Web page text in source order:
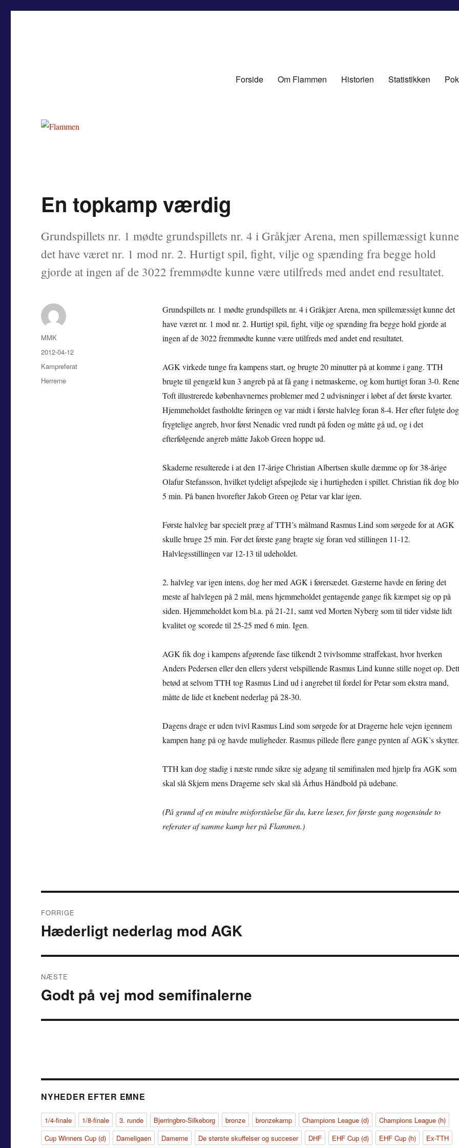
Forside Om Flammen Historien Statistikken
En topkamp værdig
Grundspillets nr. 1 mødte grundspillets nr. 4 i Gråkjær Arena, men spillemæssigt kunne
det have været nr. 1 mod nr. 2. Hurtigt spil, fight, vilje og spænding fra begge hold
gjorde at ingen af de 3022 fremmødte kunne være utilfreds med andet end resultatet.
Grundspillets nr. 1 mødte grundspillets nr. 4 i Gråkjær Arena, men spillemæssigt kunne det
have været nr. 1 mod nr. 2. Hurtigt spil, fight, vilje og spænding fra begge hold gjorde at
ingen af de 3022 fremmødte kunne være utilfreds med andet end resultatet.
AGK virkede tunge fra kampens start, og brugte 20 minutter på at komme i gang. TTH
brugte til gengæld kun 3 angreb på at få gang i netmaskerne, og kom hurtigt foran 3-0. Rene
Toft illustrerede københavnernes problemer med 2 udvisninger i løbet af det første kvarter.
Hjemmeholdet fastholdte føringen og var midt i første halvleg foran 8-4. Her efter fulgte
frygtelige angreb, hvor først Nenadic vred rundt på foden og måtte gå ud, og i det
efterfølgende angreb måtte Jakob Green hoppe ud.
Skaderne resulterede i at den 17-årige Christian Albertsen skulle dæmme op for 38-årige
Olafur Stefansson, hvilket tydeligt afspejlede sig i hurtigheden i spillet. Christian fik dog
5 min. På banen hvorefter Jakob Green og Petar var klar igen.
Første halvleg bar specielt præg af TTH’s målmand Rasmus Lind som sørgede for at AGK
skulle bruge 25 min. Før det første gang bragte sig foran ved stillingen 11-12.
Halvlegsstillingen var 12-13 til udeholdet.
2. halvleg var igen intens, dog her med AGK i førersædet. Gæsterne havde en føring det
meste af halvlegen på 2 mål, mens hjemmeholdet gentagende gange fik kæmpet sig op på
siden. Hjemmeholdet kom bl.a. på 21-21, samt ved Morten Nyberg som til tider vidste lidt
kvalitet og scorede til 25-25 med 6 min. Igen.
AGK fik dog i kampens afgørende fase tilkendt 2 tvivlsomme straffekast, hvor hverken
Anders Pedersen eller den ellers yderst velspillende Rasmus Lind kunne stille noget op.
betød at selvom TTH tog Rasmus Lind ud i angrebet til fordel for Petar som ekstra mand,
måtte de lide et knebent nederlag på 28-30.
Dagens drage er uden tvivl Rasmus Lind som sørgede for at Dragerne hele vejen igennem
kampen hang på og havde muligheder. Rasmus pillede flere gange pynten af AGK’s skytter.
TTH kan dog stadig i næste runde sikre sig adgang til semifinalen med hjælp fra AGK som
skal slå Skjern mens Dragerne selv skal slå Århus Håndbold på udebane.
(På grund af en mindre misforståelse får du, kære læser, for første gang nogensinde to
referater af samme kamp her på Flammen.)
Forfatter
MMK
Udgivet
2012-04-12
Kategorier
Kampreferat
Tags
Herrerne
FORRIGE
Forrige
Hæderligt nederlag mod AGK
NÆSTE
Næste
Godt på vej mod semifinalerne
NYHEDER EFTER EMNE
1/4-finale 1/8-finale 3. runde Bjerringbro-Silkeborg bronze bronzekamp Champions League (d)
Champions League (h)
Cup Winners Cup (d)
Dameligaen Damerne De største skuffelser og succeser DHF EHF Cup (d) EHF Cup (h) Ex-TTH